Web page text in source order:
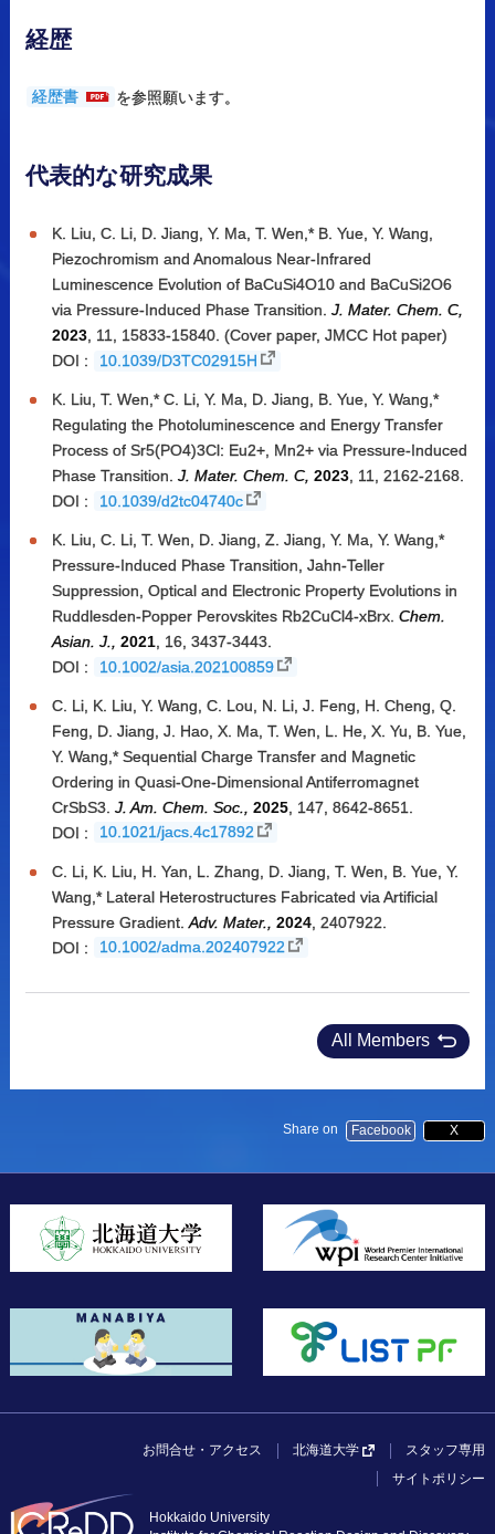
経歴
経歴書 を参照願います。
代表的な研究成果
K. Liu, C. Li, D. Jiang, Y. Ma, T. Wen,* B. Yue, Y. Wang,
Piezochromism and Anomalous Near-Infrared
Luminescence Evolution of BaCuSi4O10 and BaCuSi2O6
via Pressure-Induced Phase Transition. J. Mater. Chem. C,
2023, 11, 15833-15840. (Cover paper, JMCC Hot paper)
DOI :
10.1039/D3TC02915H
K. Liu, T. Wen,* C. Li, Y. Ma, D. Jiang, B. Yue, Y. Wang,*
Regulating the Photoluminescence and Energy Transfer
Process of Sr5(PO4)3Cl: Eu2+, Mn2+ via Pressure-Induced
Phase Transition. J. Mater. Chem. C, 2023, 11, 2162-2168.
DOI :
10.1039/d2tc04740c
K. Liu, C. Li, T. Wen, D. Jiang, Z. Jiang, Y. Ma, Y. Wang,*
Pressure-Induced Phase Transition, Jahn-Teller
Suppression, Optical and Electronic Property Evolutions in
Ruddlesden-Popper Perovskites Rb2CuCl4-xBrx. Chem.
Asian. J., 2021, 16, 3437-3443.
DOI :
10.1002/asia.202100859
C. Li, K. Liu, Y. Wang, C. Lou, N. Li, J. Feng, H. Cheng, Q.
Feng, D. Jiang, J. Hao, X. Ma, T. Wen, L. He, X. Yu, B. Yue,
Y. Wang,* Sequential Charge Transfer and Magnetic
Ordering in Quasi-One-Dimensional Antiferromagnet
CrSbS3. J. Am. Chem. Soc., 2025, 147, 8642-8651.
DOI :
10.1021/jacs.4c17892
C. Li, K. Liu, H. Yan, L. Zhang, D. Jiang, T. Wen, B. Yue, Y.
Wang,* Lateral Heterostructures Fabricated via Artificial
Pressure Gradient. Adv. Mater., 2024, 2407922.
DOI :
10.1002/adma.202407922
All Members
Share on Facebook X
お問合せ・アクセス 北海道大学
スタッフ専用
サイトポリシー
Hokkaido University